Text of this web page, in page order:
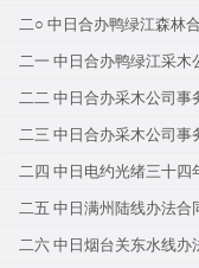
二○ 中日合办鸭绿江森林
二一 中日合办鸭绿江采木
二二 中日合办采木公司事
二三 中日合办采木公司事
二四 中日电约光绪三十四
二五 中日满州陆线办法合
二六 中日烟台关东水线办